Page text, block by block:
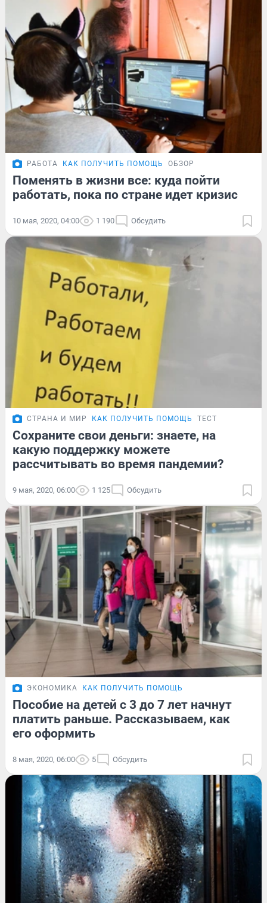
РАБОТА КАК ПОЛУЧИТЬ ПОМОЩЬ ОБЗОР
Поменять в жизни все: куда пойти
работать, пока по стране идет кризис
10 мая, 2020, 04:00 1 190 Обсудить
СТРАНА И МИР КАК ПОЛУЧИТЬ ПОМОЩЬ ТЕСТ
Сохраните свои деньги: знаете, на
какую поддержку можете
рассчитывать во время пандемии?
9 мая, 2020, 06:00 1 125 Обсудить
ЭКОНОМИКА КАК ПОЛУЧИТЬ ПОМОЩЬ
Пособие на детей с 3 до 7 лет начнут
платить раньше. Рассказываем, как
его оформить
8 мая, 2020, 06:00 5 Обсудить